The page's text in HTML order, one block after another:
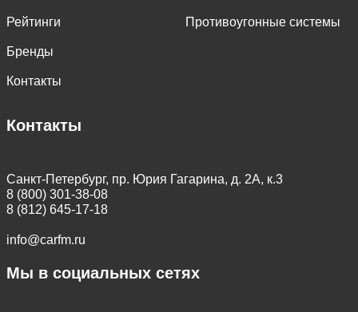
Рейтинги
Бренды
Контакты
Противоугонные системы
Контакты
Санкт-Петербург, пр. Юрия Гагарина, д. 2А, к.3
8 (800) 301-38-08
8 (812) 645-17-18
info@carfm.ru
Мы в социальных сетях